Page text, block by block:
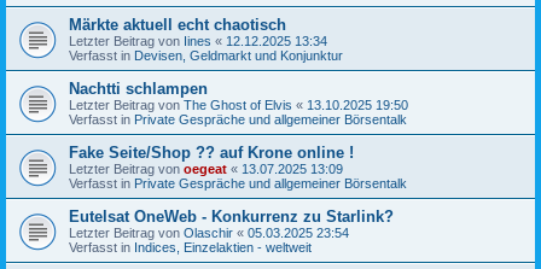
Märkte aktuell echt chaotisch
Letzter Beitrag von Iines « 12.12.2025 13:34
Verfasst in Devisen, Geldmarkt und Konjunktur
Nachtti schlampen
Letzter Beitrag von The Ghost of Elvis « 13.10.2025 19:50
Verfasst in Private Gespräche und allgemeiner Börsentalk
Fake Seite/Shop ?? auf Krone online !
Letzter Beitrag von oegeat « 13.07.2025 13:09
Verfasst in Private Gespräche und allgemeiner Börsentalk
Eutelsat OneWeb - Konkurrenz zu Starlink?
Letzter Beitrag von Olaschir « 05.03.2025 23:54
Verfasst in Indices, Einzelaktien - weltweit